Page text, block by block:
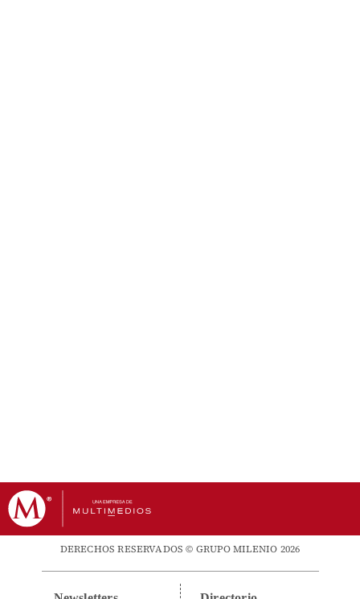
DERECHOS RESERVADOS © GRUPO MILENIO 2026